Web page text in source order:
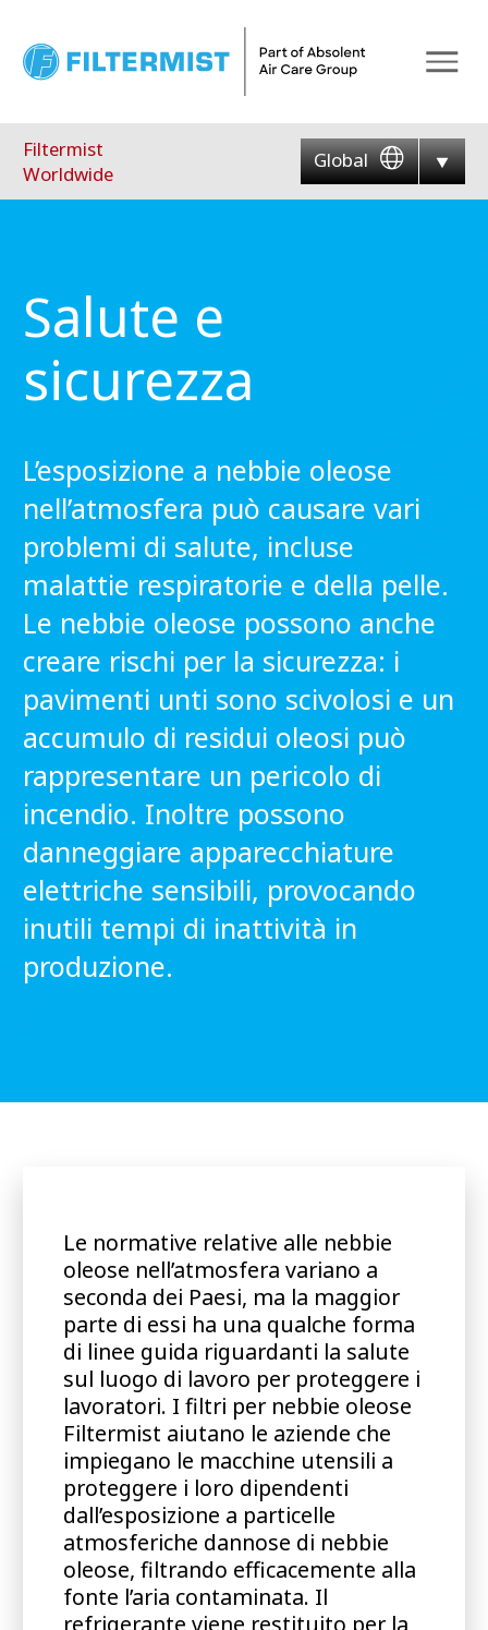
Filtermist
Worldwide
Global
Salute e
sicurezza
L’esposizione a nebbie oleose
nell’atmosfera può causare vari
problemi di salute, incluse
malattie respiratorie e della pelle.
Le nebbie oleose possono anche
creare rischi per la sicurezza: i
pavimenti unti sono scivolosi e un
accumulo di residui oleosi può
rappresentare un pericolo di
incendio. Inoltre possono
danneggiare apparecchiature
elettriche sensibili, provocando
inutili tempi di inattività in
produzione.
Le normative relative alle nebbie
oleose nell’atmosfera variano a
seconda dei Paesi, ma la maggior
parte di essi ha una qualche forma
di linee guida riguardanti la salute
sul luogo di lavoro per proteggere i
lavoratori. I filtri per nebbie oleose
Filtermist aiutano le aziende che
impiegano le macchine utensili a
proteggere i loro dipendenti
dall’esposizione a particelle
atmosferiche dannose di nebbie
oleose, filtrando efficacemente alla
fonte l’aria contaminata. Il
refrigerante viene restituito per la